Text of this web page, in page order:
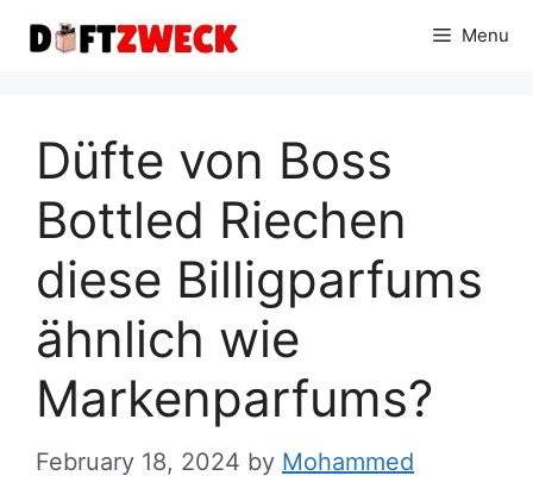
Skip
Menu
Düfte von Boss
Bottled Riechen
diese Billigparfums
ähnlich wie
Markenparfums?
February 18, 2024 by Mohammed